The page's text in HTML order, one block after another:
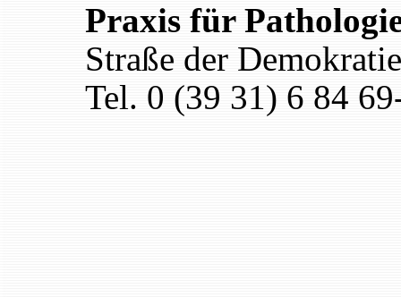
Praxis für
Straße der
Tel. 0 (39 31) 6 84